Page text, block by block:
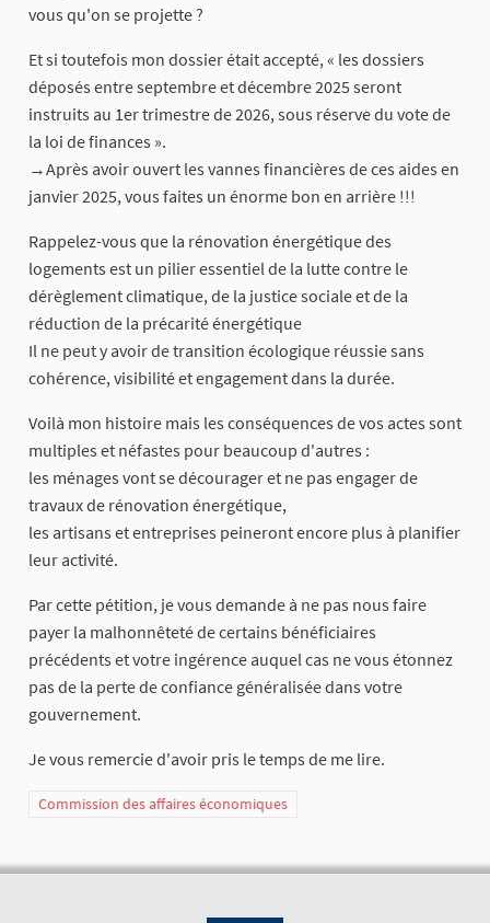
vous qu'on se projette ?
Et si toutefois mon dossier était accepté, « les dossiers
déposés entre septembre et décembre 2025 seront
instruits au 1er trimestre de 2026, sous réserve du vote de
la loi de finances ».
→Après avoir ouvert les vannes financières de ces aides en
janvier 2025, vous faites un énorme bon en arrière !!!
Rappelez-vous que la rénovation énergétique des
logements est un pilier essentiel de la lutte contre le
dérèglement climatique, de la justice sociale et de la
réduction de la précarité énergétique
Il ne peut y avoir de transition écologique réussie sans
cohérence, visibilité et engagement dans la durée.
Voilà mon histoire mais les conséquences de vos actes sont
multiples et néfastes pour beaucoup d'autres :
les ménages vont se décourager et ne pas engager de
travaux de rénovation énergétique,
les artisans et entreprises peineront encore plus à planifier
leur activité.
Par cette pétition, je vous demande à ne pas nous faire
payer la malhonnêteté de certains bénéficiaires
précédents et votre ingérence auquel cas ne vous étonnez
pas de la perte de confiance généralisée dans votre
gouvernement.
Je vous remercie d'avoir pris le temps de me lire.
Commission des affaires économiques